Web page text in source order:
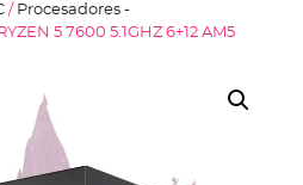
/ Procesadores -
5 7600 5.1GHZ 6+12 AM5